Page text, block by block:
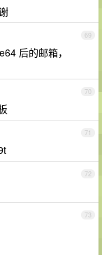
69
后的邮箱，
70
71
72
73